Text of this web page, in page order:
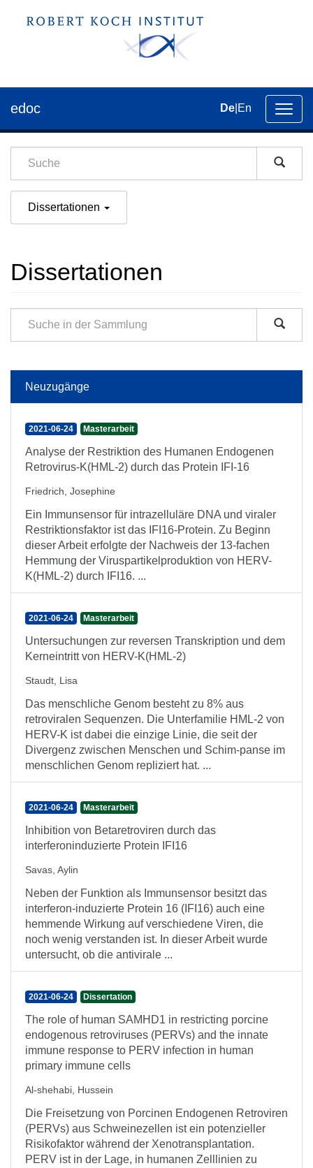
der
edoc De En
Dissertationen
Dissertationen
Neuzugänge
2021-06-24 Masterarbeit
Analyse der Restriktion des Humanen Endogenen
Retrovirus-K(HML-2) durch das Protein IFI-16
Friedrich, Josephine
Ein Immunsensor für intrazelluläre DNA und viraler
Restriktionsfaktor ist das IFI16-Protein. Zu Beginn
dieser Arbeit erfolgte der Nachweis der 13-fachen
Hemmung der Viruspartikelproduktion von HERV-
K(HML-2) durch IFI16. ...
2021-06-24 Masterarbeit
Untersuchungen zur reversen Transkription und dem
Kerneintritt von HERV-K(HML-2)
Staudt, Lisa
Das menschliche Genom besteht zu 8% aus
retroviralen Sequenzen. Die Unterfamilie HML-2 von
HERV-K ist dabei die einzige Linie, die seit der
Divergenz zwischen Menschen und Schim-panse im
menschlichen Genom repliziert hat. ...
2021-06-24 Masterarbeit
Inhibition von Betaretroviren durch das
interferoninduzierte Protein IFI16
Savas, Aylin
Neben der Funktion als Immunsensor besitzt das
interferon-induzierte Protein 16 (IFI16) auch eine
hemmende Wirkung auf verschiedene Viren, die
noch wenig verstanden ist. In dieser Arbeit wurde
untersucht, ob die antivirale ...
2021-06-24 Dissertation
The role of human SAMHD1 in restricting porcine
endogenous retroviruses (PERVs) and the innate
immune response to PERV infection in human
primary immune cells
Al-shehabi, Hussein
Die Freisetzung von Porcinen Endogenen Retroviren
(PERVs) aus Schweinezellen ist ein potenzieller
Risikofaktor während der Xenotransplantation.
PERV ist in der Lage, in humanen Zelllinien zu